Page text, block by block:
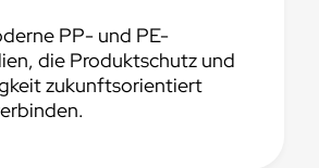
PP- und PE-
die Produktschutz und
zukunftsorientiert